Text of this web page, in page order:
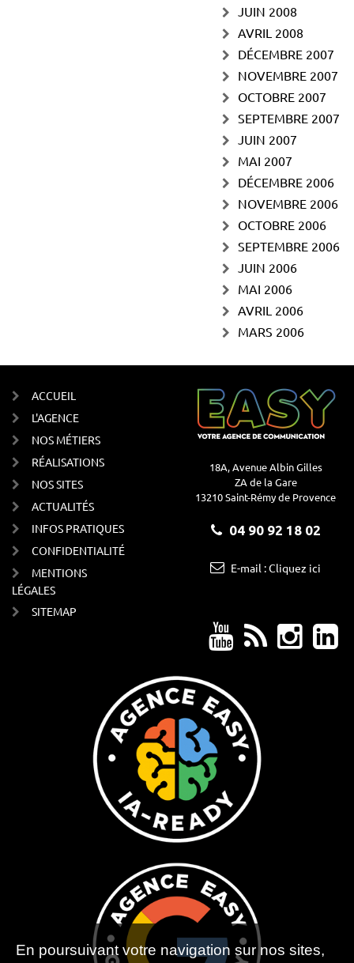
JUIN 2008
AVRIL 2008
DÉCEMBRE 2007
NOVEMBRE 2007
OCTOBRE 2007
SEPTEMBRE 2007
JUIN 2007
MAI 2007
DÉCEMBRE 2006
NOVEMBRE 2006
OCTOBRE 2006
SEPTEMBRE 2006
JUIN 2006
MAI 2006
AVRIL 2006
MARS 2006
ACCUEIL
L'AGENCE
NOS MÉTIERS
RÉALISATIONS
NOS SITES
ACTUALITÉS
INFOS PRATIQUES
CONFIDENTIALITÉ
MENTIONS
LÉGALES
SITEMAP
18A, Avenue Albin Gilles
ZA de la Gare
13210 Saint-Rémy de Provence
04 90 92 18 02
E-mail : Cliquez ici
En poursuivant votre navigation sur nos sites,